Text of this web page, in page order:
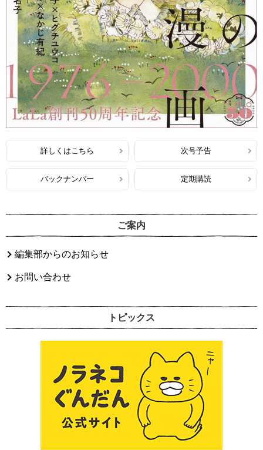
詳しくはこちら 次号予告
バックナンバー 定期購読
ご案内
編集部からのお知らせ
お問い合わせ
トピックス